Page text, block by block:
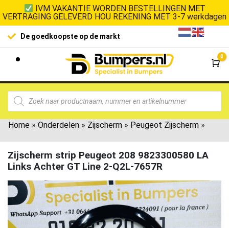
IVM VAKANTIE WORDEN BESTELLINGEN MET
VERTRAGING GELEVERD HOU REKENING MET 3-7 werkdagen
De goedkoopste op de markt
0
Home » Onderdelen » Zijscherm » Peugeot Zijscherm »
Zijscherm strip Peugeot 208 9823300580 LA
Links Achter GT Line 2-Q2L-7657R